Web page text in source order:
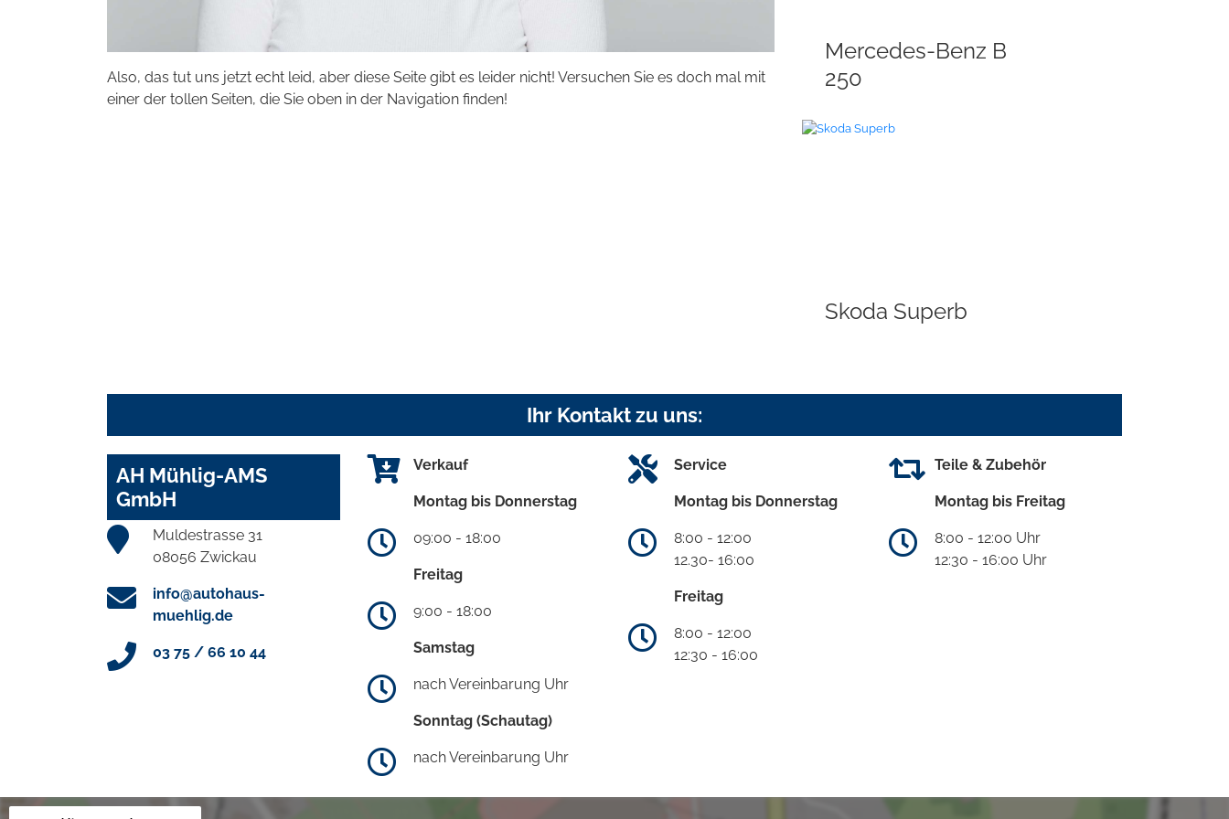
Also, das tut uns jetzt echt leid, aber diese Seite gibt es leider nicht! Versuchen Sie es doch mal mit
einer der tollen Seiten, die Sie oben in der Navigation finden!
Mercedes-Benz B
250
Skoda Superb
Ihr Kontakt zu uns:
AH Mühlig-AMS
GmbH
Muldestrasse 31
08056 Zwickau
info@autohaus-
muehlig.de
03 75 / 66 10 44
Verkauf
Montag bis Donnerstag
09:00 - 18:00
Freitag
9:00 - 18:00
Samstag
nach Vereinbarung Uhr
Sonntag (Schautag)
nach Vereinbarung Uhr
Service
Montag bis Donnerstag
8:00 - 12:00
12.30- 16:00
Freitag
8:00 - 12:00
12:30 - 16:00
Teile & Zubehör
Montag bis Freitag
8:00 - 12:00 Uhr
12:30 - 16:00 Uhr